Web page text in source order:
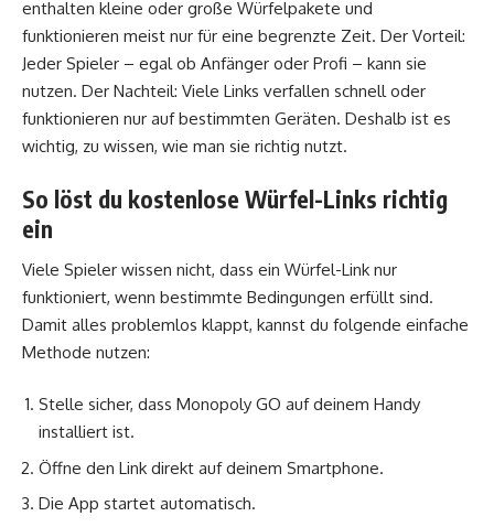
enthalten kleine oder große Würfelpakete und
funktionieren meist nur für eine begrenzte Zeit. Der Vorteil:
Jeder Spieler – egal ob Anfänger oder Profi – kann sie
nutzen. Der Nachteil: Viele Links verfallen schnell oder
funktionieren nur auf bestimmten Geräten. Deshalb ist es
wichtig, zu wissen, wie man sie richtig nutzt.
So löst du kostenlose Würfel-Links richtig
ein
Viele Spieler wissen nicht, dass ein Würfel-Link nur
funktioniert, wenn bestimmte Bedingungen erfüllt sind.
Damit alles problemlos klappt, kannst du folgende einfache
Methode nutzen:
Stelle sicher, dass Monopoly GO auf deinem Handy
installiert ist.
Öffne den Link direkt auf deinem Smartphone.
Die App startet automatisch.